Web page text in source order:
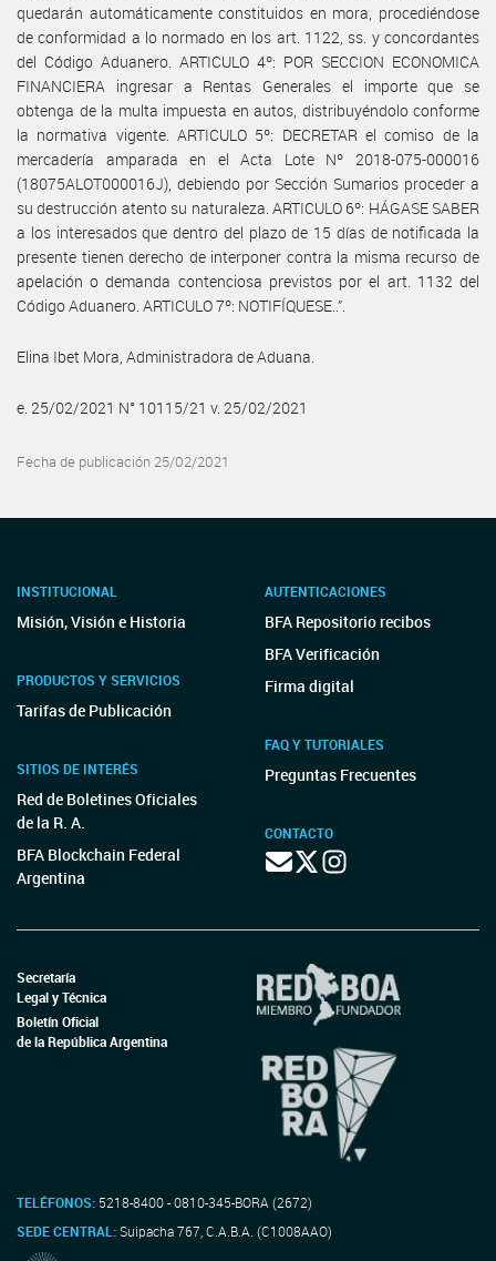
quedarán automáticamente constituidos en mora, procediéndose
de conformidad a lo normado en los art. 1122, ss. y concordantes
del Código Aduanero. ARTICULO 4º: POR SECCION ECONOMICA
FINANCIERA ingresar a Rentas Generales el importe que se
obtenga de la multa impuesta en autos, distribuyéndolo conforme
la normativa vigente. ARTICULO 5º: DECRETAR el comiso de la
mercadería amparada en el Acta Lote Nº 2018-075-000016
(18075ALOT000016J), debiendo por Sección Sumarios proceder a
su destrucción atento su naturaleza. ARTICULO 6º: HÁGASE SABER
a los interesados que dentro del plazo de 15 días de notificada la
presente tienen derecho de interponer contra la misma recurso de
apelación o demanda contenciosa previstos por el art. 1132 del
Código Aduanero. ARTICULO 7º: NOTIFÍQUESE..”.
Elina Ibet Mora, Administradora de Aduana.
e. 25/02/2021 N° 10115/21 v. 25/02/2021
Fecha de publicación 25/02/2021
INSTITUCIONAL
Misión, Visión e Historia
PRODUCTOS Y SERVICIOS
Tarifas de Publicación
SITIOS DE INTERÉS
Red de Boletines Oficiales
de la R. A.
BFA Blockchain Federal
Argentina
AUTENTICACIONES
BFA Repositorio recibos
BFA Verificación
Firma digital
FAQ Y TUTORIALES
Preguntas Frecuentes
CONTACTO
Secretaría
Legal y Técnica
Boletín Oficial
de la República Argentina
TELÉFONOS: 5218-8400 - 0810-345-BORA (2672)
SEDE CENTRAL:Suipacha 767, C.A.B.A. (C1008AAO)